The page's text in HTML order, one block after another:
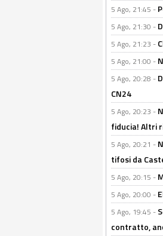
5 Ago, 21:45 -
5 Ago, 21:30 -
5 Ago, 21:23 -
5 Ago, 21:00 -
5 Ago, 20:28 -
CN24
5 Ago, 20:23 -
fiducia! Altri
5 Ago, 20:21 -
tifosi da
5 Ago, 20:15 -
5 Ago, 20:00 -
5 Ago, 19:45 -
contratto,